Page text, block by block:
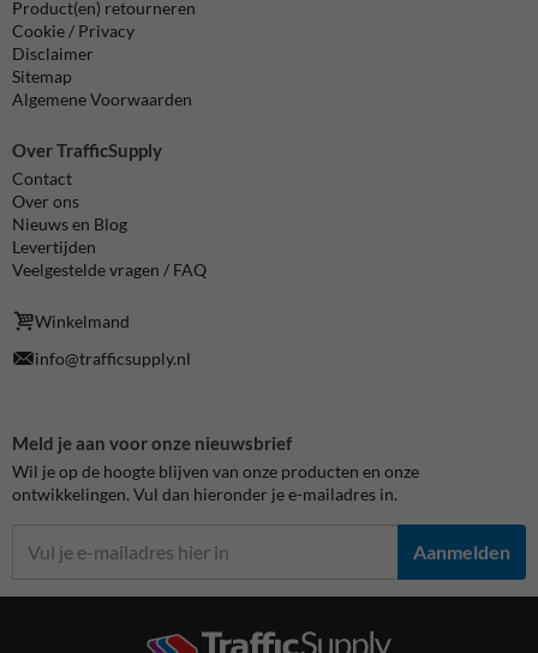
Product(en) retourneren
Cookie / Privacy
Disclaimer
Sitemap
Algemene Voorwaarden
Over TrafficSupply
Contact
Over ons
Nieuws en Blog
Levertijden
Veelgestelde vragen / FAQ
Winkelmand
info@trafficsupply.nl
Meld je aan voor onze nieuwsbrief
Wil je op de hoogte blijven van onze producten en onze
ontwikkelingen. Vul dan hieronder je e-mailadres in.
Aanmelden